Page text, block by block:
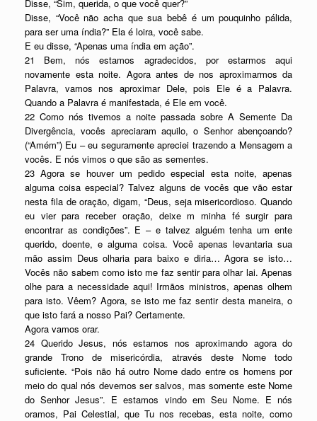
Disse, “Sim, querida, o que você quer?”
Disse, “Você não acha que sua bebê é um pouquinho pálida,
para ser uma índia?” Ela é loira, você sabe.
E eu disse, “Apenas uma índia em ação”.
21 Bem, nós estamos agradecidos, por estarmos aqui
novamente esta noite. Agora antes de nos aproximarmos da
Palavra, vamos nos aproximar Dele, pois Ele é a Palavra.
Quando a Palavra é manifestada, é Ele em você.
22 Como nós tivemos a noite passada sobre A Semente Da
Divergência, vocês apreciaram aquilo, o Senhor abençoando?
(“Amém”) Eu – eu seguramente apreciei trazendo a Mensagem a
vocês. E nós vimos o que são as sementes.
23 Agora se houver um pedido especial esta noite, apenas
alguma coisa especial? Talvez alguns de vocês que vão estar
nesta fila de oração, digam, “Deus, seja misericordioso. Quando
eu vier para receber oração, deixe m minha fé surgir para
encontrar as condições”. E – e talvez alguém tenha um ente
querido, doente, e alguma coisa. Você apenas levantaria sua
mão assim Deus olharia para baixo e diria… Agora se isto…
Vocês não sabem como isto me faz sentir para olhar lai. Apenas
olhe para a necessidade aqui! Irmãos ministros, apenas olhem
para isto. Vêem? Agora, se isto me faz sentir desta maneira, o
que isto fará a nosso Pai? Certamente.
Agora vamos orar.
24 Querido Jesus, nós estamos nos aproximando agora do
grande Trono de misericórdia, através deste Nome todo
suficiente. “Pois não há outro Nome dado entre os homens por
meio do qual nós devemos ser salvos, mas somente este Nome
do Senhor Jesus”. E estamos vindo em Seu Nome. E nós
oramos, Pai Celestial, que Tu nos recebas, esta noite, como